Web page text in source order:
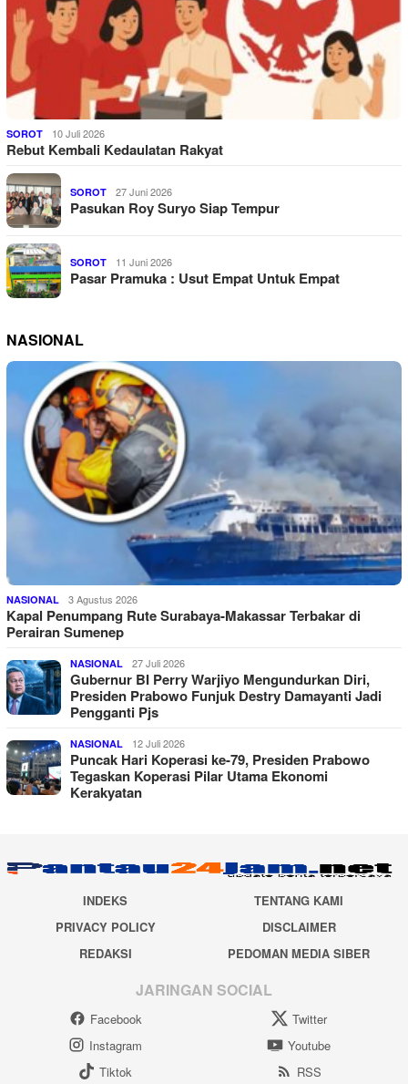
SOROT 10 Juli 2026
Rebut Kembali Kedaulatan Rakyat
SOROT 27 Juni 2026
Pasukan Roy Suryo Siap Tempur
SOROT 11 Juni 2026
Pasar Pramuka : Usut Empat Untuk Empat
NASIONAL
NASIONAL 3 Agustus 2026
Kapal Penumpang Rute Surabaya-Makassar Terbakar di
Perairan Sumenep
NASIONAL 27 Juli 2026
Gubernur BI Perry Warjiyo Mengundurkan Diri,
Presiden Prabowo Funjuk Destry Damayanti Jadi
Pengganti Pjs
NASIONAL 12 Juli 2026
Puncak Hari Koperasi ke-79, Presiden Prabowo
Tegaskan Koperasi Pilar Utama Ekonomi
Kerakyatan
INDEKS
TENTANG KAMI
PRIVACY POLICY
DISCLAIMER
REDAKSI
PEDOMAN MEDIA SIBER
JARINGAN SOCIAL
Facebook
Twitter
Instagram
Youtube
Tiktok
RSS